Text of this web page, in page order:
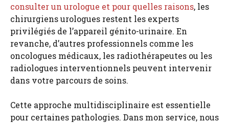
consulter un urologue et pour quelles raisons, les
chirurgiens urologues restent les experts
privilégiés de l’appareil génito-urinaire. En
revanche, d’autres professionnels comme les
oncologues médicaux, les radiothérapeutes ou les
radiologues interventionnels peuvent intervenir
dans votre parcours de soins.
Cette approche multidisciplinaire est essentielle
pour certaines pathologies. Dans mon service, nous